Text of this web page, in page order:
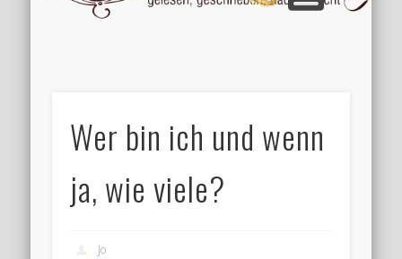
Wer bin ich und wenn
ja, wie viele?
Jo